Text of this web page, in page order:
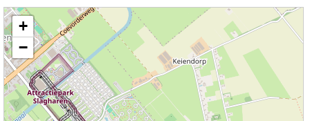
Kaart / Plattegrond Lutten centrum
+
−